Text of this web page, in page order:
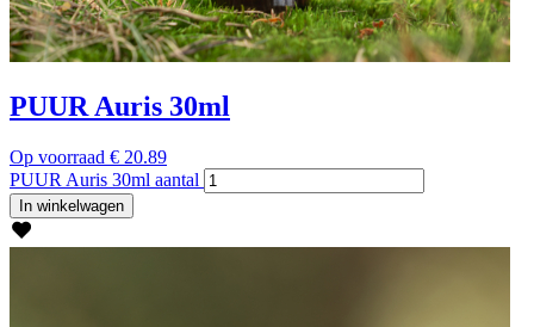
PUUR Auris 30ml
Op voorraad € 20.89
PUUR Auris 30ml aantal
In winkelwagen